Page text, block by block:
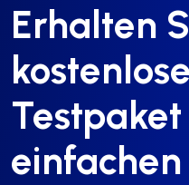
Erhalten
Testpaket